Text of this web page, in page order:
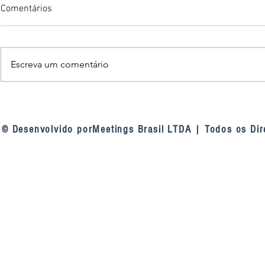
mudança de entendimento do
tribunal sobre as linhas de
Comentários
Escreva um comentário
© Desenvolvido porMeetings Brasil LTDA | Todos os